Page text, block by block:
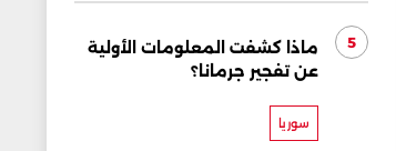
5
ماذا كشفت المعلومات الأولية
عن تفجير جرمانا؟
سوريا